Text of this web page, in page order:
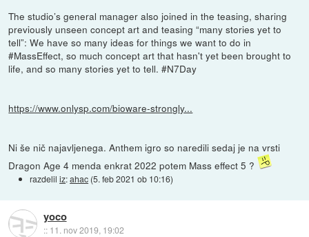
The studio’s general manager also joined in the teasing, sharing
previously unseen concept art and teasing “many stories yet to
tell”: We have so many ideas for things we want to do in
#MassEffect, so much concept art that hasn't yet been brought to
life, and so many stories yet to tell. #N7Day
https://www.onlysp.com/bioware-strongly...
Ni še nič najavljenega. Anthem igro so naredili sedaj je na vrsti
Dragon Age 4 menda enkrat 2022 potem Mass effect 5 ?
razdeliliz:ahac (5. feb 2021 ob 10:16)
yoco
:: 11. nov 2019, 19:02